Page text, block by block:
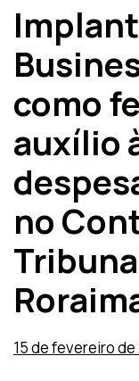
como
auxílio
no
15 de fevereiro